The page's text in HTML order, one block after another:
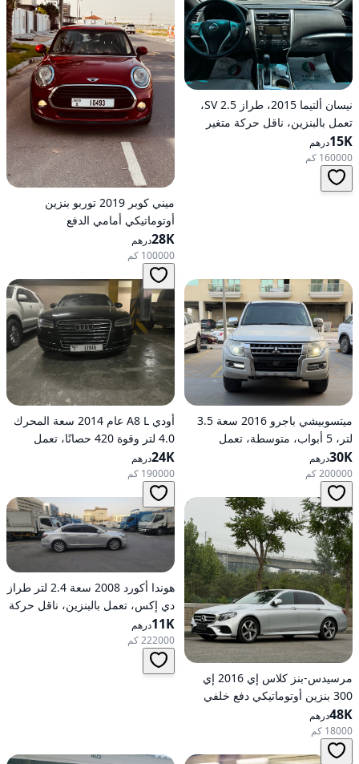
نيسان ألتيما 2015، طراز 2.5 SV،
تعمل بالبنزين، ناقل حركة متغير
مستمر (CVT)، دفع أمامي
15Kدرهم
160000 كم
ميني كوبر 2019 توربو بنزين
أوتوماتيكي أمامي الدفع
28Kدرهم
100000 كم
ميتسوبيشي باجرو 2016 سعة 3.5
لتر، 5 أبواب، متوسطة، تعمل
بالبنزين، أوتوماتيكية، دفع رباعي
30Kدرهم
200000 كم
أودي A8 L عام 2014 سعة المحرك
4.0 لتر وقوة 420 حصانًا، تعمل
بالبنزين، ناقل حركة أوتوماتيكي، دفع
كلي للعجلات
24Kدرهم
190000 كم
مرسيدس-بنز كلاس إي 2016 إي
300 بنزين أوتوماتيكي دفع خلفي
48Kدرهم
18000 كم
هوندا أكورد 2008 سعة 2.4 لتر طراز
دي إكس، تعمل بالبنزين، ناقل حركة
أوتوماتيكي، دفع أمامي
11Kدرهم
222000 كم